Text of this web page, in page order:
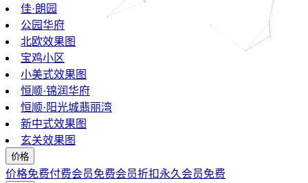
佳·朗园
公园华府
北欧效果图
宝鸡小区
小美式效果图
恒顺·锦润华府
恒顺·阳光城翡丽湾
新中式效果图
玄关效果图
价格
价格免费付费会员免费会员折扣永久会员免费